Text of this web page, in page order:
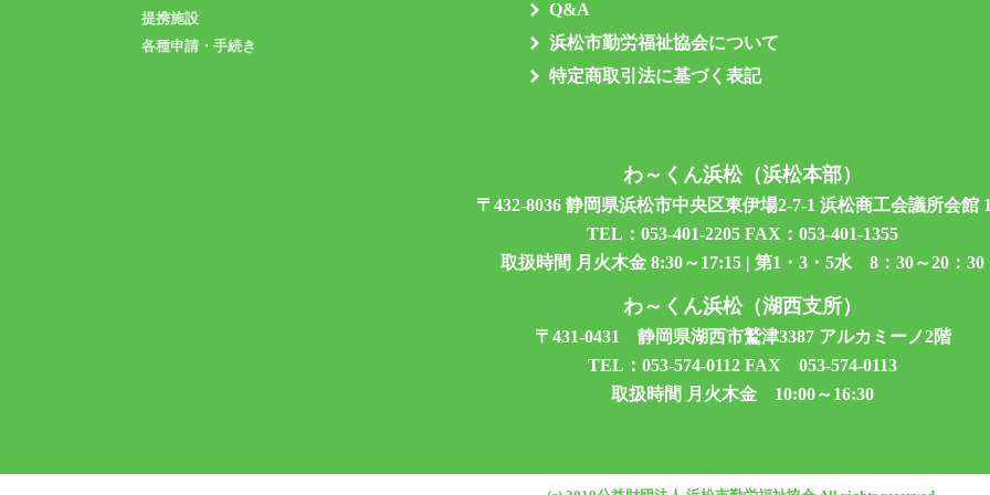
提携施設
各種申請・手続き
Q&A
浜松市勤労福祉協会について
特定商取引法に基づく表記
わ～くん浜松（浜松本部）
〒432-8036 静岡県浜松市中央区東伊場2-7-1 浜松商工会議所会館
TEL： 053-401-2205 FAX：053-401-1355
取扱時間 月火木金 8:30～17:15 | 第1・3・5水 8：30～20：30
わ～くん浜松（湖西支所）
〒431-0431 静岡県湖西市鷲津3387 アルカミーノ2階
TEL： 053-574-0112 FAX 053-574-0113
取扱時間 月火木金 10:00～16:30